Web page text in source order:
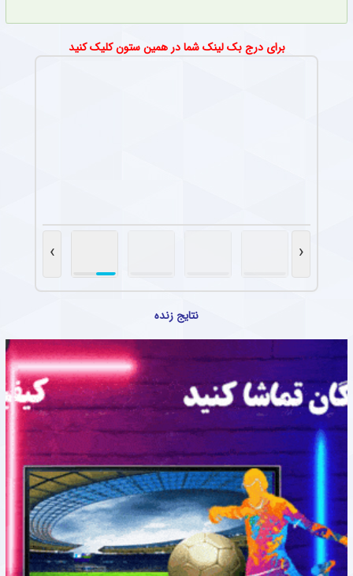
برای درج بک لینک شما در همین ستون کلیک کنید
‹
›
نتایج زنده